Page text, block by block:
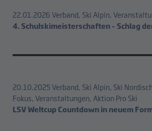
22.01.2026Verband, Ski Alpin,
4. Schulskimeisterschaften – Schlag
20.10.2025Verband, Ski Alpin, Ski
Fokus, Veranstaltungen, Aktion Pro Ski
LSV Weltcup Countdown in neuem